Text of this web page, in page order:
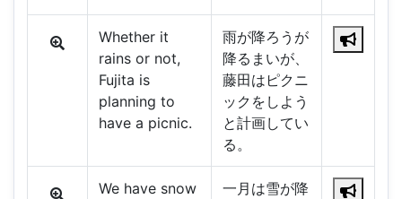
Whether it
rains or not,
Fujita is
planning to
have a picnic.
雨が降ろうが
降るまいが、
藤田はピクニ
ックをしよう
と計画してい
る。
We have snow
一月は雪が降